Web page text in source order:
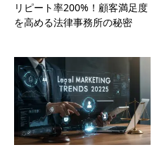
リピート率200%！顧客満足度
を高める法律事務所の秘密